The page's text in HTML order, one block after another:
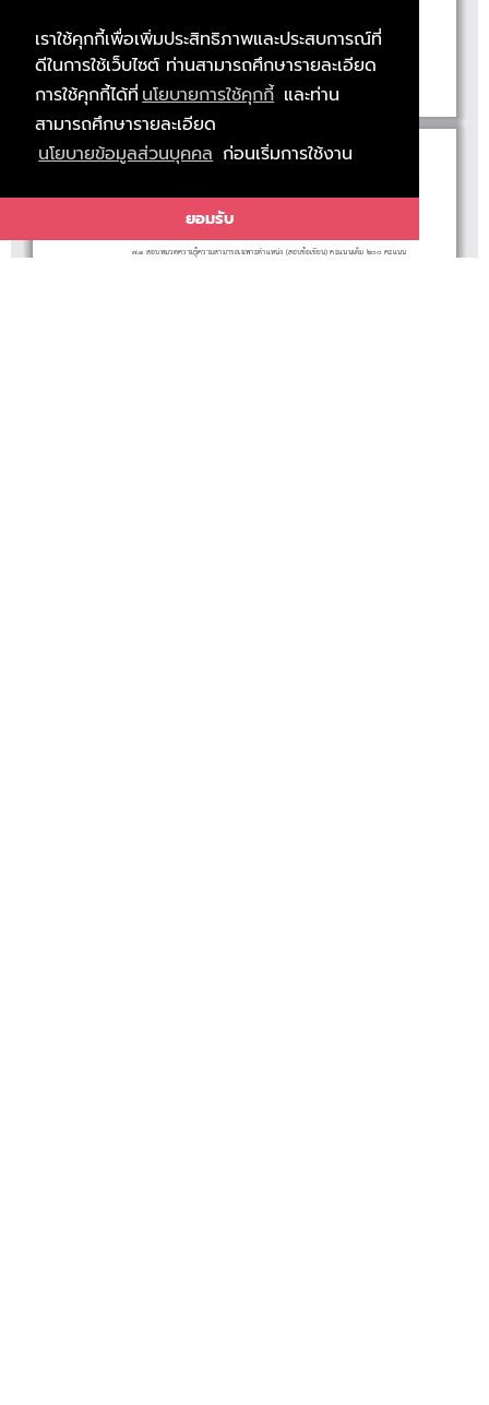
เราใช้คุกกี้เพื่อเพิ่มประสิทธิภาพและประสบการณ์ที่
ดีในการใช้เว็บไซต์ ท่านสามารถศึกษารายละเอียด
การใช้คุกกี้ได้ที่นโยบายการใช้คุกกี้ และท่าน
สามารถศึกษารายละเอียด
นโยบายข้อมูลส่วนบุคคล ก่อนเริ่มการใช้งาน
ยอมรับ
ป บุ
ที่ ฏิ บัติ
วิ
ลั
ภั
สุนั
รื
มหา
ไปแ วจะ อง
มี
หง
สื
อ บรอง านความประพฤ และ
ด
านการป
งานจาก
งบ ญชาสูงสุ ดของห
ต น งกัด น ๆ หากตรวจพบภายห งานในมหา นันทา แ
ก
ล
าว มหาวิทยาลัยฯ สามารถเลิกสัญญาจางไ ดทันทีโดยผูสมัครไม มีสิทธิ คัดคานใดๆ ทั้งสิ้น
๕.
ค
ธรรม
น
ม
บจานวน บา
- ๓ -
มีสิ ธิ์ข
ล
ฑ วธ
ขข
๗.๑ สอบหมวดความรูความสามารถเฉพาะตําแหนง (สอบขอเขียน) คะแนนเต็ม ๒๐๐ คะแนน